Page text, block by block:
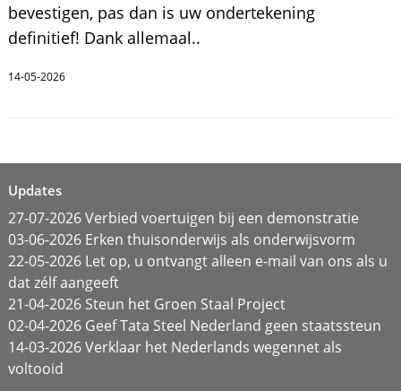
bevestigen, pas dan is uw ondertekening
definitief! Dank allemaal..
14-05-2026
Updates
27-07-2026 Verbied voertuigen bij een demonstratie
03-06-2026 Erken thuisonderwijs als onderwijsvorm
22-05-2026 Let op, u ontvangt alleen e-mail van ons als u
dat zélf aangeeft
21-04-2026 Steun het Groen Staal Project
02-04-2026 Geef Tata Steel Nederland geen staatssteun
14-03-2026 Verklaar het Nederlands wegennet als
voltooid